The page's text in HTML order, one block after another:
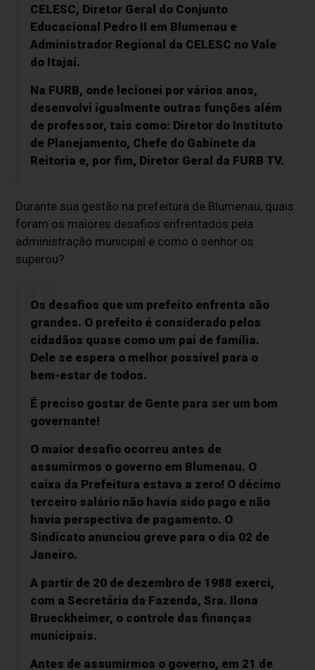
CELESC, Diretor Geral do Conjunto
Educacional Pedro II em Blumenau e
Administrador Regional da CELESC no Vale
do Itajaí.
Na FURB, onde lecionei por vários anos,
desenvolvi igualmente outras funções além
de professor, tais como: Diretor do Instituto
de Planejamento, Chefe do Gabinete da
Reitoria e, por fim, Diretor Geral da FURB TV.
Durante sua gestão na prefeitura de Blumenau, quais
foram os maiores desafios enfrentados pela
administração municipal e como o senhor os
superou?
Os desafios que um prefeito enfrenta são
grandes. O prefeito é considerado pelos
cidadãos quase como um pai de família.
Dele se espera o melhor possível para o
bem-estar de todos.
É preciso gostar de Gente para ser um bom
governante!
O maior desafio ocorreu antes de
assumirmos o governo em Blumenau. O
caixa da Prefeitura estava a zero! O décimo
terceiro salário não havia sido pago e não
havia perspectiva de pagamento. O
Sindicato anunciou greve para o dia 02 de
Janeiro.
A partir de 20 de dezembro de 1988 exerci,
com a Secretária da Fazenda, Sra. Ilona
Brueckheimer, o controle das finanças
municipais.
Antes de assumirmos o governo, em 21 de